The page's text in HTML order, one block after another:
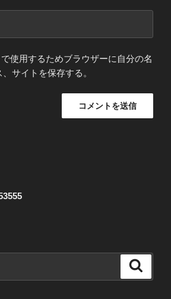
使用するためブラウザーに自分の名
サイトを保存する。